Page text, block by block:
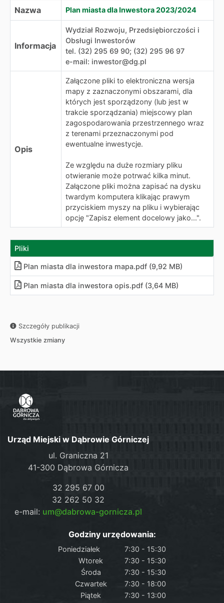
Nazwa
Plan miasta dla Inwestora 2023/2024
Informacja
Wydział Rozwoju, Przedsiębiorczości i
Obsługi Inwestorów
tel. (32) 295 69 90; (32) 295 96 97
e-mail: inwestor@dg.pl
Opis
Załączone pliki to elektroniczna wersja
mapy z zaznaczonymi obszarami, dla
których jest sporządzony (lub jest w
trakcie sporządzania) miejscowy plan
zagospodarowania przestrzennego wraz
z terenami przeznaczonymi pod
ewentualne inwestycje.
Ze względu na duże rozmiary pliku
otwieranie może potrwać kilka minut.
Załączone pliki można zapisać na dysku
twardym komputera klikając prawym
przyciskiem myszy na pliku i wybierając
opcję "Zapisz element docelowy jako...".
Pliki
Plan miasta dla inwestora mapa.pdf (9,92 MB)
Plan miasta dla inwestora opis.pdf (3,64 MB)
Szczegóły publikacji
Wszystkie zmiany
Urząd Miejski w Dąbrowie Górniczej
ul. Graniczna 21
41-300 Dąbrowa Górnicza
32 295 67 00
32 262 50 32
e-mail: um@dabrowa-gornicza.pl
Godziny urzędowania:
Poniedziałek
7:30 - 15:30
Wtorek
7:30 - 15:30
Środa
7:30 - 15:30
Czwartek
7:30 - 18:00
Piątek
7:30 - 13:00